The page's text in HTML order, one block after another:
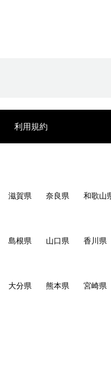
利用規約
滋賀県 奈良県 和歌山
島根県 山口県 香川県
大分県 熊本県 宮崎県